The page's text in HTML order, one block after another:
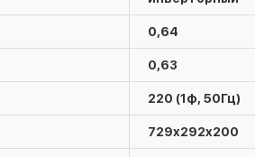
0,64
0,63
220 (1ф, 50Гц)
729x292x200